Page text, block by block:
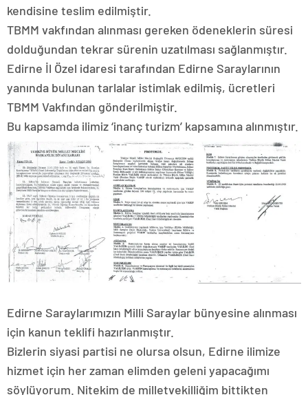
kendisine teslim edilmiştir.
TBMM vakfından alınması gereken ödeneklerin süresi
dolduğundan tekrar sürenin uzatılması sağlanmıştır.
Edirne İl Özel idaresi tarafından Edirne Saraylarının
yanında bulunan tarlalar istimlak edilmiş, ücretleri
TBMM Vakfından gönderilmiştir.
Bu kapsamda ilimiz ‘inanç turizm’ kapsamına alınmıştır.
Edirne Saraylarımızın Milli Saraylar bünyesine alınması
için kanun teklifi hazırlanmıştır.
Bizlerin siyasi partisi ne olursa olsun, Edirne ilimize
hizmet için her zaman elimden geleni yapacağımı
söylüyorum. Nitekim de milletvekilliğim bittikten